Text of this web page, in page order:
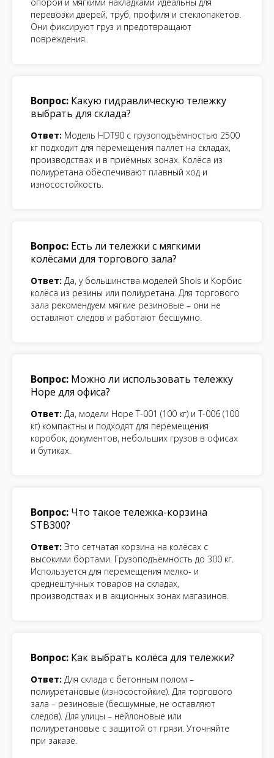
перевозки дверей, труб, профиля и стеклопакетов.
Они фиксируют груз и предотвращают
повреждения.
Вопрос: Какую гидравлическую тележку
выбрать для склада?
Ответ: Модель HDT90 с грузоподъёмностью 2500
кг подходит для перемещения паллет на складах,
производствах и в приёмных зонах. Колёса из
полиуретана обеспечивают плавный ход и
износостойкость.
Вопрос: Есть ли тележки с мягкими
колёсами для торгового зала?
Ответ: Да, у большинства моделей Shols и Корбис
колёса из резины или полиуретана. Для торгового
зала рекомендуем мягкие резиновые – они не
оставляют следов и работают бесшумно.
Вопрос: Можно ли использовать тележку
Hope для офиса?
Ответ: Да, модели Hope Т-001 (100 кг) и Т-006 (100
кг) компактны и подходят для перемещения
коробок, документов, небольших грузов в офисах
и бутиках.
Вопрос: Что такое тележка-корзина
STB300?
Ответ: Это сетчатая корзина на колёсах с
высокими бортами. Грузоподъёмность до 300 кг.
Используется для перемещения мелко- и
среднештучных товаров на складах,
производствах и в акционных зонах магазинов.
Вопрос: Как выбрать колёса для тележки?
Ответ: Для склада с бетонным полом –
полиуретановые (износостойкие). Для торгового
зала – резиновые (бесшумные, не оставляют
следов). Для улицы – нейлоновые или
полиуретановые с защитой от грязи. Уточняйте
при заказе.